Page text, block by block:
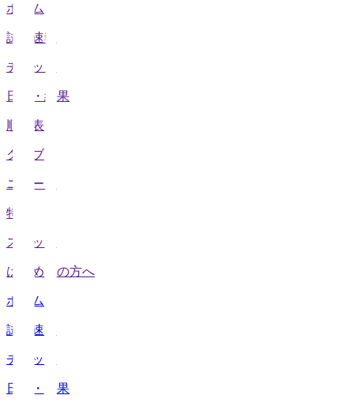
ホーム
試合速報
チケット
日程・結果
順位表
クラブ
ニュース
特集
スタッツ
はじめての方へ
ホーム
試合速報
チケット
日程・結果